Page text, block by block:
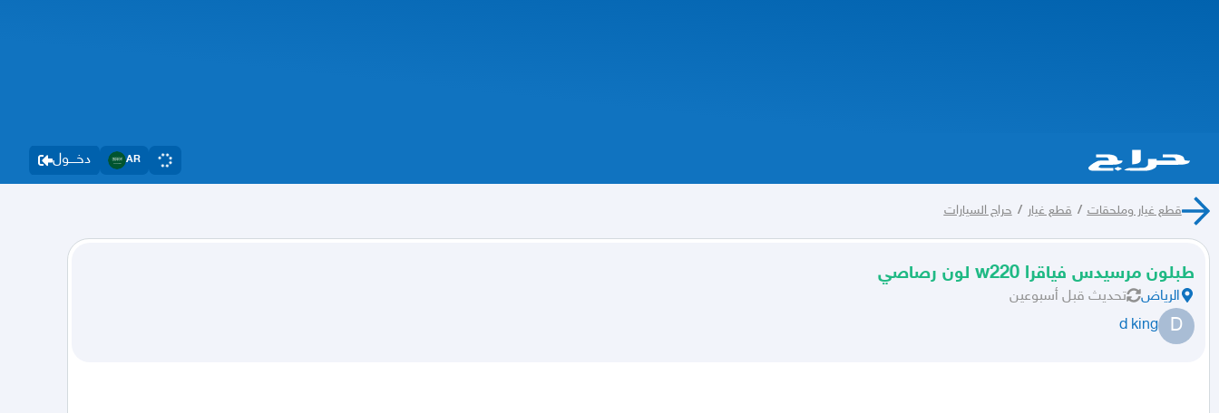
دخــــول AR
قطع غيار وملحقات / قطع غيار / حراج السيارات
طبلون مرسيدس فياقرا w220 لون رصاصي
الرياض تحديث قبل أسبوعين
D
d king